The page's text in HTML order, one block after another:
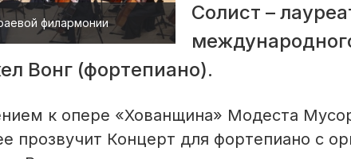
филармонии
Солист –
Вонг (фортепиано).
к опере «Хованщина» Модеста
прозвучит Концерт для фортепиано с